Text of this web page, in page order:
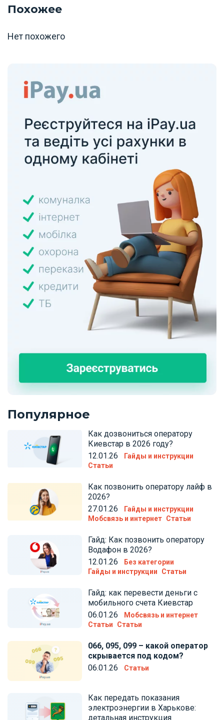
Похожее
Нет похожего
Популярное
Как дозвониться оператору
Киевстар в 2026 году?
12.01.26
Гайды и инструкции
Статьи
Как позвонить оператору лайф в
2026?
27.01.26
Гайды и инструкции
Мобсвязь и интернет Статьи
Гайд: Как позвонить оператору
Водафон в 2026?
12.01.26
Без категории
Гайды и инструкции
Статьи
Гайд: как перевести деньги с
мобильного счета Киевстар
06.01.26
Мобсвязь и интернет
Статьи
Статьи
066, 095, 099 – какой оператор
скрывается под кодом?
06.01.26
Статьи
Как передать показания
электроэнергии в Харькове:
детальная инструкция